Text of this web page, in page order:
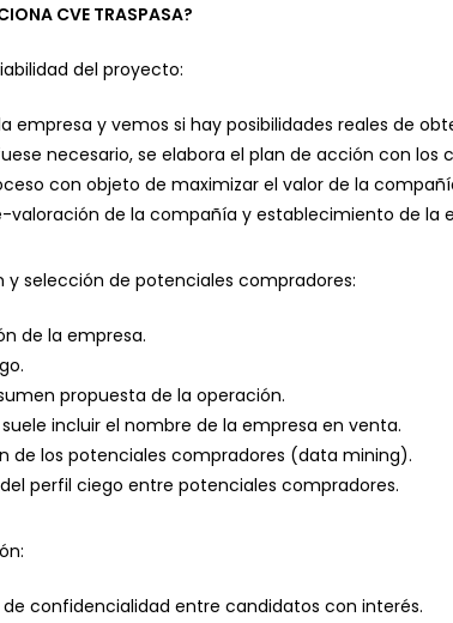
CVE TRASPASA?
del proyecto:
empresa y vemos si hay posibilidades reales de
necesario, se elabora el plan de acción con los
con objeto de maximizar el valor de la
valoración de la compañía y establecimiento de la
y selección de potenciales compradores:
de la empresa.
propuesta de la operación.
suele incluir el nombre de la empresa en venta.
de los potenciales compradores (data mining).
perfil ciego entre potenciales compradores.
confidencialidad entre candidatos con interés.